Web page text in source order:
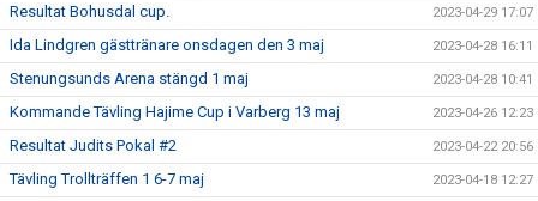
Resultat Bohusdal cup. 2023-04-29 17:07
Ida Lindgren gästtränare onsdagen den 3 maj 2023-04-28 16:11
Stenungsunds Arena stängd 1 maj 2023-04-28 10:41
Kommande Tävling Hajime Cup i Varberg 13 maj 2023-04-26 12:23
Resultat Judits Pokal #2 2023-04-22 20:56
Tävling Trollträffen 1 6-7 maj 2023-04-18 12:27